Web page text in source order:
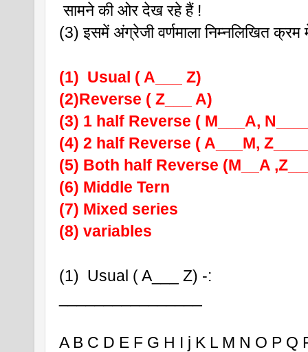
सामने की ओर देख रहे हैं !
(3) इसमें अंग्रेजी वर्णमाला निम्नलिखित
(1)  Usual ( A___ Z)
(2)Reverse ( Z___ A)
(3) 1 half Reverse ( M___A,
(4) 2 half Reverse ( A___M,
(5) Both half Reverse (M__A
(6) Middle Tern
(7) Mixed series
(8) variables
(1)  Usual ( A___ Z) -:
A B C D E F G H I j K L M N O P Q